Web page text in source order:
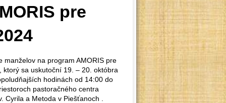
pre
manželov na program AMORIS pre
ktorý sa uskutoční 19. – 20. októbra
hodinách od 14:00 do
pastoračného centra
Cyrila a Metoda v Piešťanoch .